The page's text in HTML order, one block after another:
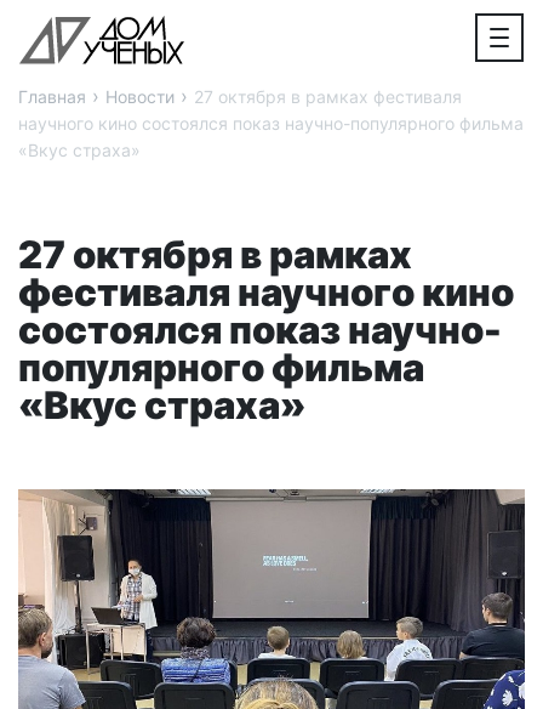
Главная › Новости › 27 октября в рамках фестиваля
научного кино состоялся показ научно-популярного фильма
«Вкус страха»
27 октября в рамках
фестиваля научного кино
состоялся показ научно-
популярного фильма
«Вкус страха»